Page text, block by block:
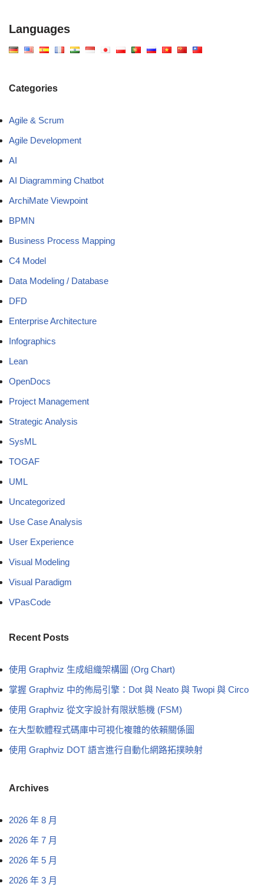
Languages
Categories
Agile & Scrum
Agile Development
AI
AI Diagramming Chatbot
ArchiMate Viewpoint
BPMN
Business Process Mapping
C4 Model
Data Modeling / Database
DFD
Enterprise Architecture
Infographics
Lean
OpenDocs
Project Management
Strategic Analysis
SysML
TOGAF
UML
Uncategorized
Use Case Analysis
User Experience
Visual Modeling
Visual Paradigm
VPasCode
Recent Posts
使用 Graphviz 生成組織架構圖 (Org Chart)
掌握 Graphviz 中的佈局引擎：Dot 與 Neato 與 Twopi 與 Circo
使用 Graphviz 從文字設計有限狀態機 (FSM)
在大型軟體程式碼庫中可視化複雜的依賴關係圖
使用 Graphviz DOT 語言進行自動化網路拓撲映射
Archives
2026 年 8 月
2026 年 7 月
2026 年 5 月
2026 年 3 月